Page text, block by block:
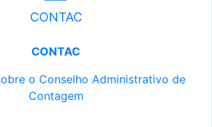
CONTAC
CONTAC
o Conselho Administrativo de
Contagem